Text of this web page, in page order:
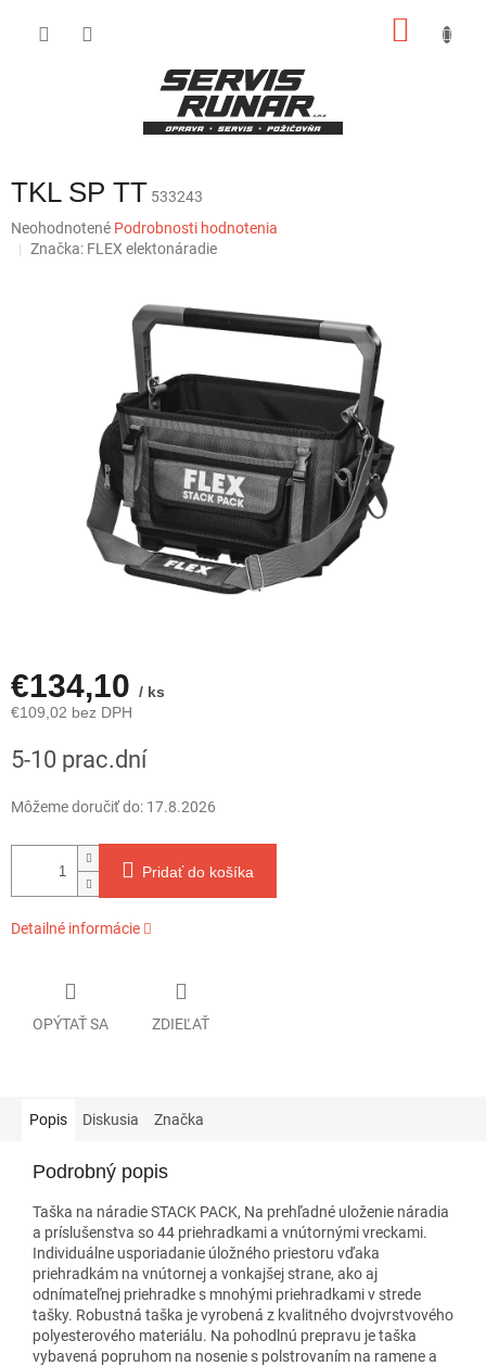
TKL SP TT 533243
Priemerné
hodnotenie
Neohodnotené Podrobnosti hodnotenia
Značka: FLEX elektonáradie
€134,10 / ks
€109,02 bez DPH
cena:
5-10 prac.dní
Môžeme doručiť do: 17.8.2026
Pridať do košíka
Detailné informácie
OPÝTAŤ SA ZDIEĽAŤ
Popis Diskusia Značka
Podrobný popis
Taška na náradie STACK PACK, Na prehľadné uloženie náradia
a príslušenstva so 44 priehradkami a vnútornými vreckami.
Individuálne usporiadanie úložného priestoru vďaka
priehradkám na vnútornej a vonkajšej strane, ako aj
odnímateľnej priehradke s mnohými priehradkami v strede
tašky. Robustná taška je vyrobená z kvalitného dvojvrstvového
polyesterového materiálu. Na pohodlnú prepravu je taška
vybavená popruhom na nosenie s polstrovaním na ramene a